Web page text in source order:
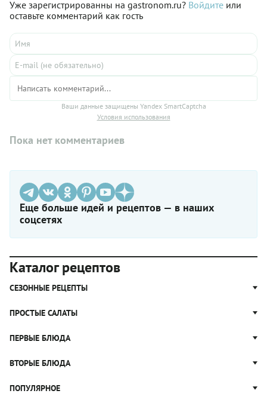
Уже зарегистрированны на gastronom.ru? Войдите или
оставьте комментарий как гость
Ваши данные защищены Yandex SmartCaptcha
Условия использования
Пока нет комментариев
Еще больше идей и рецептов — в наших
соцсетях
Каталог рецептов
СЕЗОННЫЕ РЕЦЕПТЫ
Рецепты из капусты
Рецепты с грибами
Яблочные пироги
Блюда из тыквы
ПРОСТЫЕ САЛАТЫ
Простые салаты
Салат Цезарь
Салат Нисуаз
ПЕРВЫЕ БЛЮДА
Щи
Рассольник
ВТОРЫЕ БЛЮДА
Котлеты
ПОПУЛЯРНОЕ